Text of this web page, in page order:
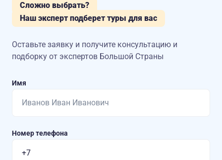
Сложно выбрать?
Наш эксперт подберет туры для вас
Оставьте заявку и получите консультацию и
подборку от экспертов Большой Страны
Имя
Номер телефона